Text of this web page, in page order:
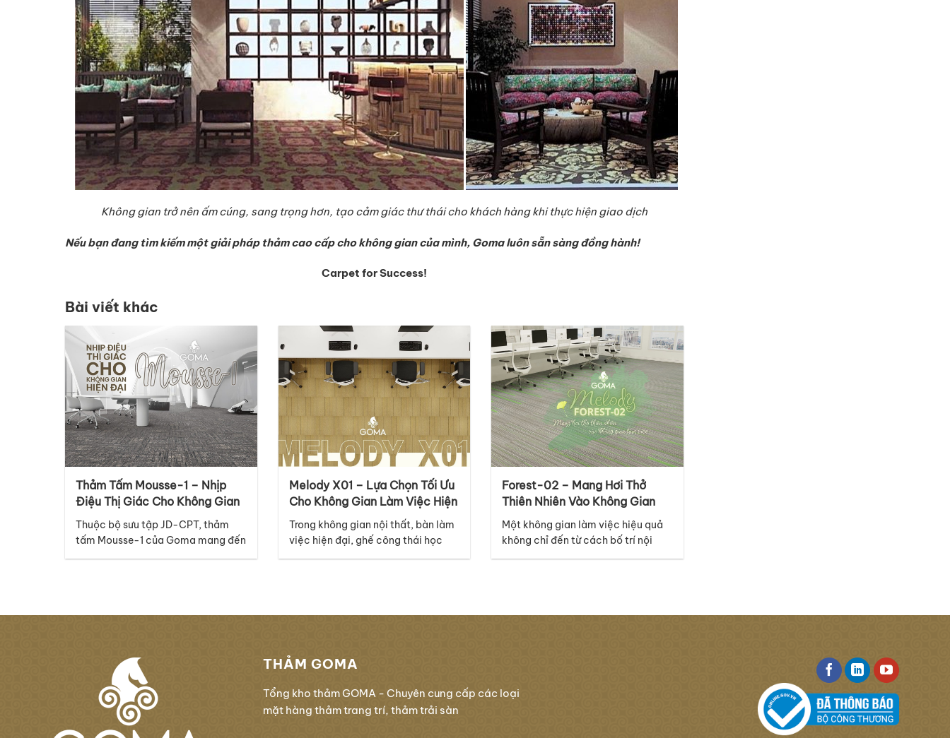
Không gian trở nên ấm cúng, sang trọng hơn, tạo cảm giác thư thái cho khách hàng khi thực hiện giao dịch
Nếu bạn đang tìm kiếm một giải pháp thảm cao cấp cho không gian của mình, Goma luôn sẵn sàng đồng hành!
Carpet for Success!
Bài viết khác
Thảm Tấm Mousse-1 – Nhịp
Điệu Thị Giác Cho Không Gian
Hiện Đại, Sang Trọng Và
Chuyên Nghiệp
Thuộc bộ sưu tập JD-CPT, thảm
tấm Mousse-1 của Goma mang đến
thảm Mousse-1 nằm ở thiết kế
Melody X01 – Lựa Chọn Tối Ưu
Cho Không Gian Làm Việc Hiện
Đại
Trong không gian nội thất, bàn làm
việc hiện đại, ghế công thái học
với nhau. Với thiết kế thuộc bộ sưu
Forest-02 – Mang Hơi Thở
Thiên Nhiên Vào Không Gian
Làm Việc
Một không gian làm việc hiệu quả
không chỉ đến từ cách bố trí nội
mới và năng động, lấy cảm hứng từ
THẢM GOMA
Tổng kho thảm GOMA - Chuyên cung cấp các loại
mặt hàng thảm trang trí, thảm trải sàn